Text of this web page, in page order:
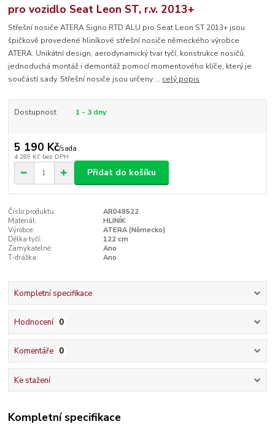
pro vozidlo Seat Leon ST, r.v. 2013+
Střešní nosiče ATERA Signo RTD ALU pro Seat Leon ST 2013+ jsou
špičkově provedené hliníkové střešní nosiče německého výrobce
ATERA. Unikátní design, aerodynamický tvar tyčí, konstrukce nosičů,
jednoduchá montáž i demontáž pomocí momentového klíče, který je
součástí sady. Střešní nosiče jsou určeny ... celý popis
Dostupnost 1 - 3 dny
5 190 Kč/sada
4 289 Kč bez DPH
Přidat do košíku
Číslo produktu:
AR048522
Materiál:
HLINÍK
Výrobce:
ATERA (Německo)
Délka tyčí:
122 cm
Zamykatelné:
Ano
T-drážka:
Ano
Kompletní specifikace
Hodnocení 0
Komentáře 0
Ke stažení
Kompletní specifikace